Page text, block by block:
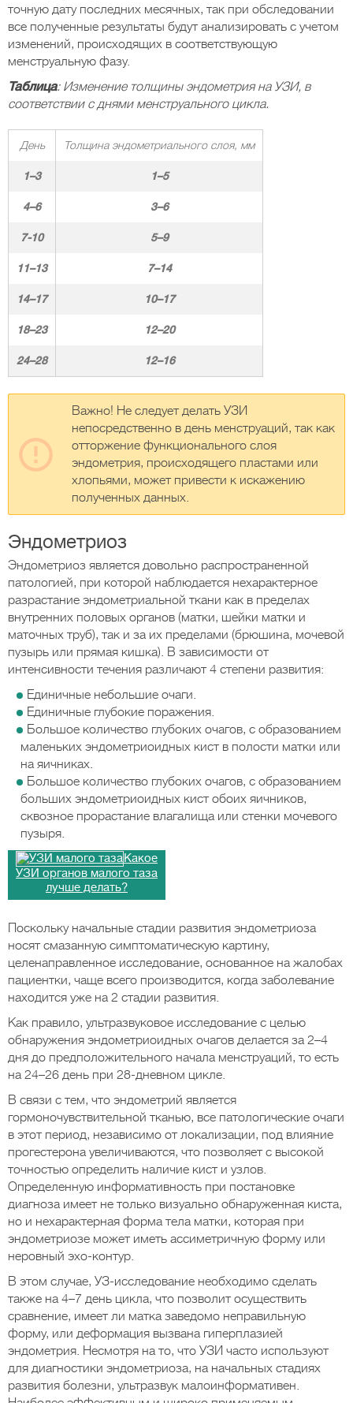
точную дату последних месячных, так при обследовании
все полученные результаты будут анализировать с учетом
изменений, происходящих в соответствующую
менструальную фазу.
Таблица: Изменение толщины эндометрия на УЗИ, в
соответствии с днями менструального цикла.
День Толщина эндометриального слоя, мм
1–3 1–5
4–6 3–6
7-10 5–9
11–13 7–14
14–17 10–17
18–23 12–20
24–28 12–16
Важно! Не следует делать УЗИ
непосредственно в день менструаций, так как
отторжение функционального слоя
эндометрия, происходящего пластами или
хлопьями, может привести к искажению
полученных данных.
Эндометриоз
Эндометриоз является довольно распространенной
патологией, при которой наблюдается нехарактерное
разрастание эндометриальной ткани как в пределах
внутренних половых органов (матки, шейки матки и
маточных труб), так и за их пределами (брюшина, мочевой
пузырь или прямая кишка). В зависимости от
интенсивности течения различают 4 степени развития:
Единичные небольшие очаги.
Единичные глубокие поражения.
Большое количество глубоких очагов, с образованием
маленьких эндометриоидных кист в полости матки или
на яичниках.
Большое количество глубоких очагов, с образованием
больших эндометриоидных кист обоих яичников,
сквозное прорастание влагалища или стенки мочевого
пузыря.
Какое
УЗИ органов малого таза
лучше делать?
Поскольку начальные стадии развития эндометриоза
носят смазанную симптоматическую картину,
целенаправленное исследование, основанное на жалобах
пациентки, чаще всего производится, когда заболевание
находится уже на 2 стадии развития.
Как правило, ультразвуковое исследование с целью
обнаружения эндометриоидных очагов делается за 2–4
дня до предположительного начала менструаций, то есть
на 24–26 день при 28-дневном цикле.
В связи с тем, что эндометрий является
гормоночувствительной тканью, все патологические очаги
в этот период, независимо от локализации, под влияние
прогестерона увеличиваются, что позволяет с высокой
точностью определить наличие кист и узлов.
Определенную информативность при постановке
диагноза имеет не только визуально обнаруженная киста,
но и нехарактерная форма тела матки, которая при
эндометриозе может иметь ассиметричную форму или
неровный эхо-контур.
В этом случае, УЗ-исследование необходимо сделать
также на 4–7 день цикла, что позволит осуществить
сравнение, имеет ли матка заведомо неправильную
форму, или деформация вызвана гиперплазией
эндометрия. Несмотря на то, что УЗИ часто используют
для диагностики эндометриоза, на начальных стадиях
развития болезни, ультразвук малоинформативен.